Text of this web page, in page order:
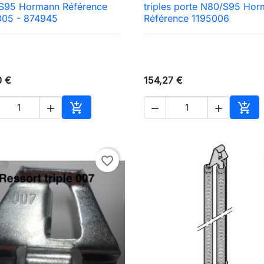
Hormann Référence
- 874945
€
 
Ajouter au panier
triples porte N80/S95
Référence 1195006
154,27 €
  
favorite_border